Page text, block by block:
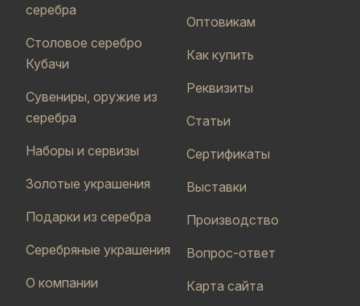
серебра
Столовое серебро
Кубачи
Сувениры, оружие из
серебра
Наборы и сервизы
Золотые украшения
Подарки из серебра
Серебряные украшения
О компании
Оптовикам
Как купить
Реквизиты
Статьи
Сертификаты
Выставки
Производство
Вопрос-ответ
Карта сайта